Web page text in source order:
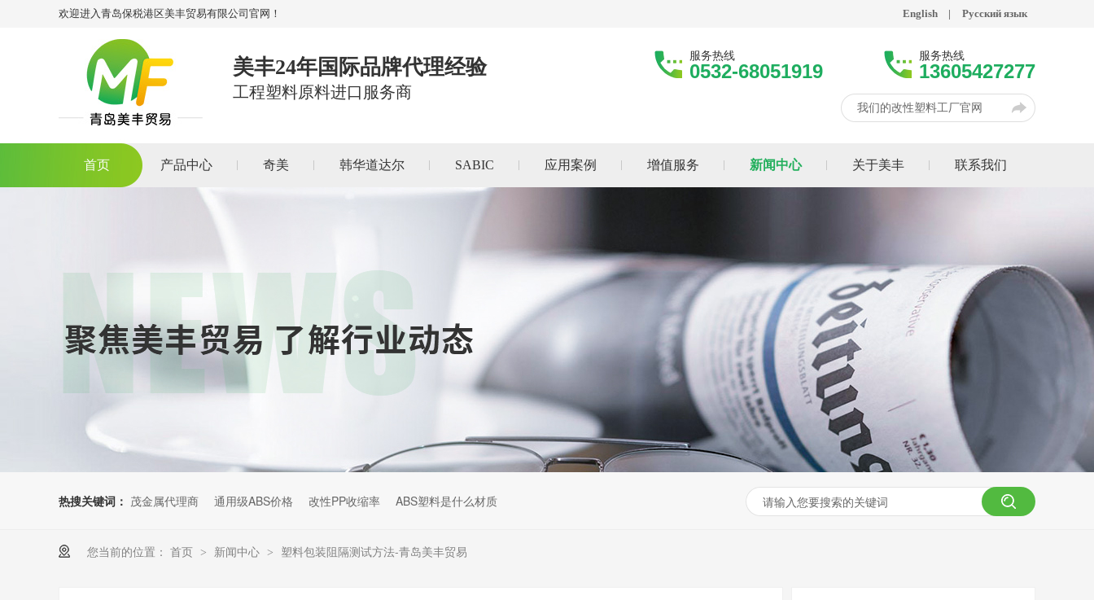
欢迎进入青岛保税港区美丰贸易有限公司官网！ English | Русский язык
美丰24年国际品牌代理经验
工程塑料原料进口服务商
服务热线
0532-68051919
服务热线
13605427277
我们的改性塑料工厂官网
首页 产品中心 奇美 韩华道达尔 SABIC 应用案例 增值服务 新闻中心 关于美丰 联系我们
热搜关键词： 茂金属代理商 通用级ABS价格 改性PP收缩率 ABS塑料是什么材质
您当前的位置： 首页 > 新闻中心 > 塑料包装阻隔测试方法-青岛美丰贸易